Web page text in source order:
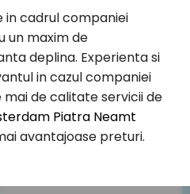
in cadrul companiei
un maxim de
deplina. Experienta si
in cazul companiei
mai de calitate servicii de
Piatra Neamt
avantajoase preturi.